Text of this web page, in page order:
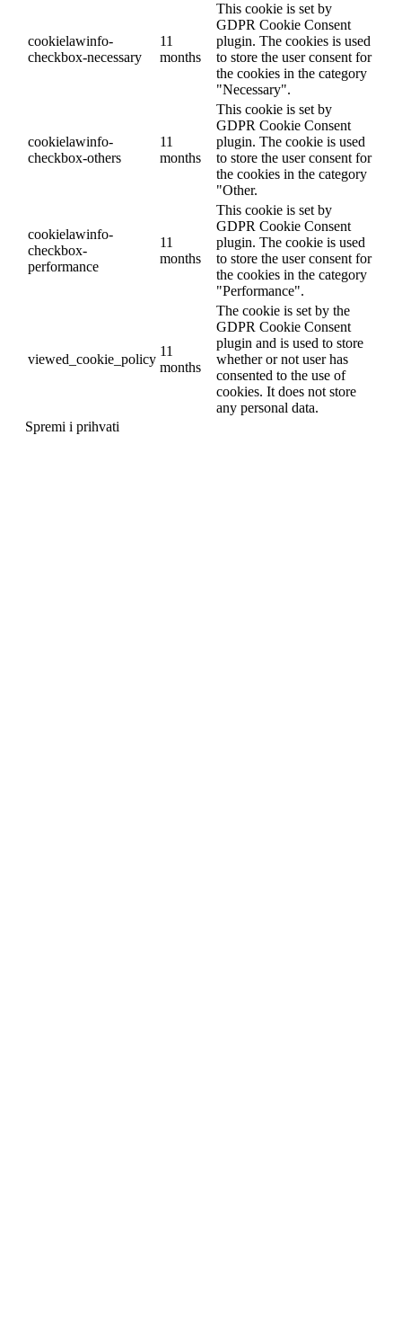
cookielawinfo-
checkbox-necessary
11
months
This cookie is set by
GDPR Cookie Consent
plugin. The cookies is used
to store the user consent for
the cookies in the category
"Necessary".
cookielawinfo-
checkbox-others
11
months
This cookie is set by
GDPR Cookie Consent
plugin. The cookie is used
to store the user consent for
the cookies in the category
"Other.
cookielawinfo-
checkbox-
performance
11
months
This cookie is set by
GDPR Cookie Consent
plugin. The cookie is used
to store the user consent for
the cookies in the category
"Performance".
viewed_cookie_policy
11
months
The cookie is set by the
GDPR Cookie Consent
plugin and is used to store
whether or not user has
consented to the use of
cookies. It does not store
any personal data.
Spremi i prihvati